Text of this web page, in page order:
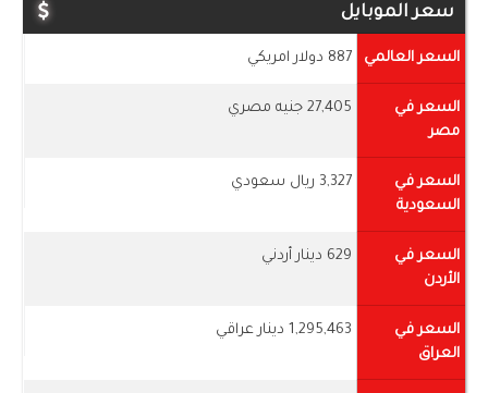
سعر الموبايل
السعر العالمي 887 دولار امريكي
السعر في
مصر
27,405 جنيه مصري
السعر في
السعودية
3,327 ريال سعودي
السعر في
الأردن
629 دينار أردني
السعر في
العراق
1,295,463 دينار عراقي